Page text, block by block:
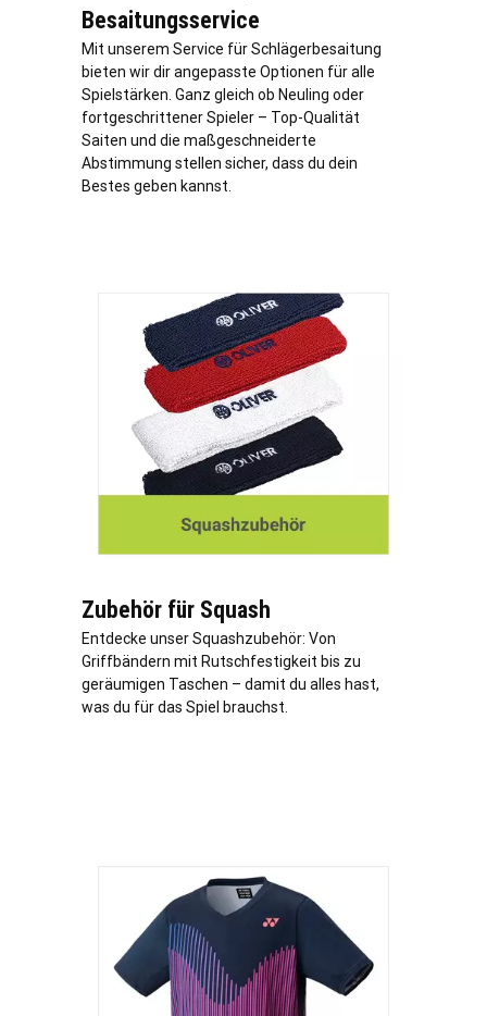
Besaitungsservice
Mit unserem Service für Schlägerbesaitung
bieten wir dir angepasste Optionen für alle
Spielstärken. Ganz gleich ob Neuling oder
fortgeschrittener Spieler – Top-Qualität
Saiten und die maßgeschneiderte
Abstimmung stellen sicher, dass du dein
Bestes geben kannst.
Zubehör für Squash
Entdecke unser Squashzubehör: Von
Griffbändern mit Rutschfestigkeit bis zu
geräumigen Taschen – damit du alles hast,
was du für das Spiel brauchst.